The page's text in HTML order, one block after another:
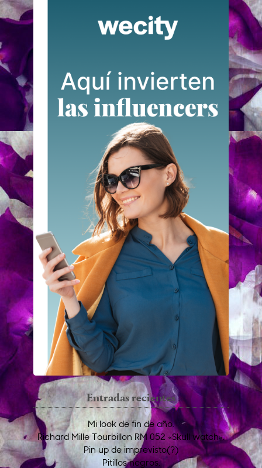
Entradas recientes
Mi look de fin de año.
Richard Mille Tourbillon RM 052 «Skull watch».
Pin up de imprevisto(?)
Pitillos negros.